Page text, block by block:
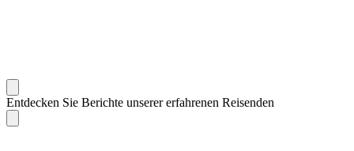
Entdecken Sie Berichte unserer erfahrenen Reisenden